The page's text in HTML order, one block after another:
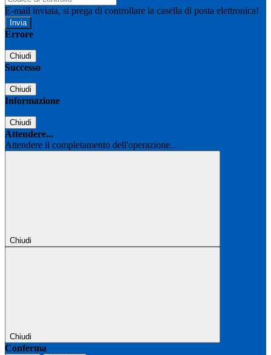
E-mail inviata, si prega di controllare la casella di posta elettronica!
Errore
Chiudi
Successo
Chiudi
Informazione
Chiudi
Attendere...
Attendere il completamento dell'operazione...
Chiudi
Chiudi
Conferma